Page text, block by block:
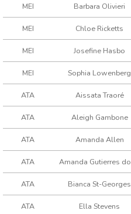
MEI Barbara Olivieri
MEI Chloe Ricketts
MEI Josefine Hasbo
MEI Sophia Lowenberg
ATA Aissata Traoré
ATA Aleigh Gambone
ATA Amanda Allen
ATA
ATA Bianca St-Georges
ATA Ella Stevens